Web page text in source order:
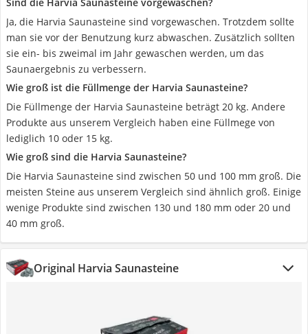
Ja, die Harvia Saunasteine sind vorgewaschen. Trotzdem sollte
man sie vor der Benutzung kurz abwaschen. Zusätzlich sollten
sie ein- bis zweimal im Jahr gewaschen werden, um das
Saunaergebnis zu verbessern.
Wie groß ist die Füllmenge der Harvia Saunasteine?
Die Füllmenge der Harvia Saunasteine beträgt 20 kg. Andere
Produkte aus unserem Vergleich haben eine Füllmege von
lediglich 10 oder 15 kg.
Wie groß sind die Harvia Saunasteine?
Die Harvia Saunasteine sind zwischen 50 und 100 mm groß. Die
meisten Steine aus unserem Vergleich sind ähnlich groß. Einige
wenige Produkte sind zwischen 130 und 180 mm oder 20 und
40 mm groß.
Original Harvia Saunasteine